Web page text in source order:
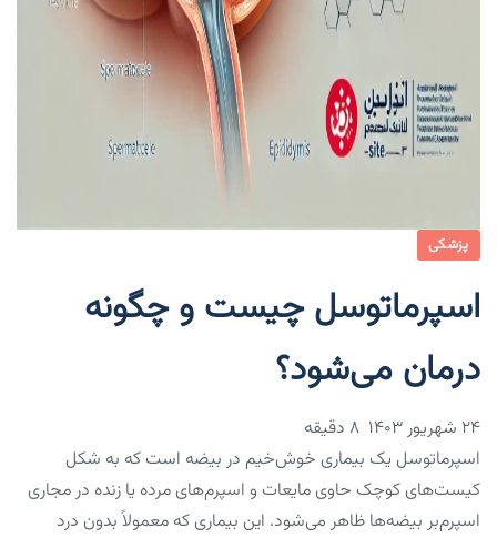
پزشکی
اسپرماتوسل چیست و چگونه
درمان می‌شود؟
۲۴ شهریور ۱۴۰۳
اسپرماتوسل یک بیماری خوش‌خیم در بیضه است که به شکل
کیست‌های کوچک حاوی مایعات و اسپرم‌های مرده یا زنده در مجاری
اسپرم‌بر بیضه‌ها ظاهر می‌شود. این بیماری که معمولاً بدون درد